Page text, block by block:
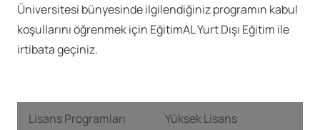
Üniversitesi bünyesinde ilgilendiğiniz programın kabul
koşullarını öğrenmek için EğitimAL Yurt Dışı Eğitim ile
irtibata geçiniz.
Lisans Programları Yüksek Lisans